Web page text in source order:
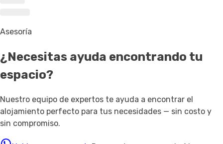
Asesoría
¿Necesitas ayuda encontrando tu
espacio?
Nuestro equipo de expertos te ayuda a encontrar el
alojamiento perfecto para tus necesidades — sin costo y
sin compromiso.